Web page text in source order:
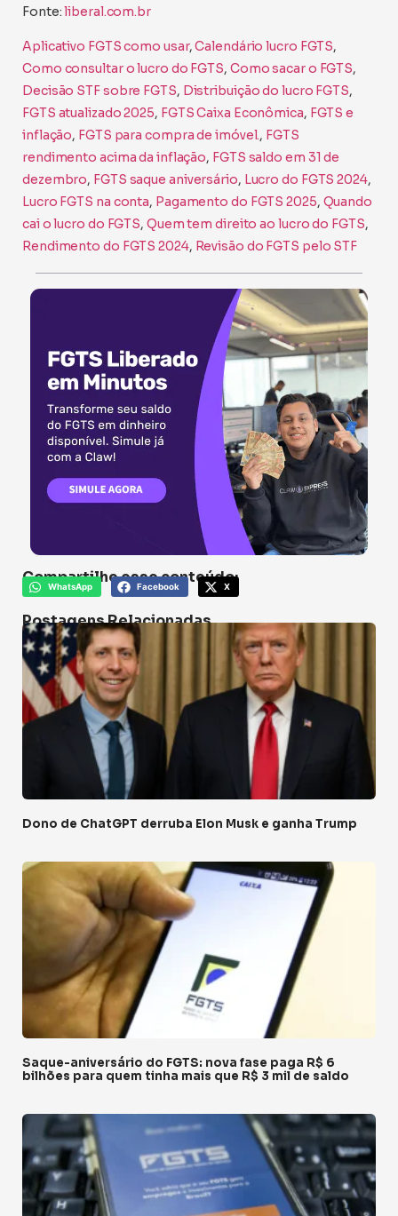
Fonte:liberal.com.br
Aplicativo FGTS como usar, Calendário lucro FGTS
Como consultar o lucro do FGTS, Como sacar o FGTS
Decisão STF sobre FGTS, Distribuição do lucro FGTS
FGTS atualizado 2025, FGTS Caixa Econômica, FGTS e
inflação, FGTS para compra de imóvel., FGTS
rendimento acima da inflação, FGTS saldo em 31 de
dezembro, FGTS saque aniversário, Lucro do FGTS 2024
Lucro FGTS na conta, Pagamento do FGTS 2025, Quando
cai o lucro do FGTS, Quem tem direito ao lucro do FGTS
Rendimento do FGTS 2024, Revisão do FGTS pelo STF
Compartilhe esse conteúdo:
WhatsApp Facebook X
Postagens Relacionadas
Dono de ChatGPT derruba Elon Musk e ganha Trump
Saque-aniversário do FGTS: nova fase paga R$ 6
bilhões para quem tinha mais que R$ 3 mil de saldo